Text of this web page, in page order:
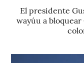
El presidente
wayúu a